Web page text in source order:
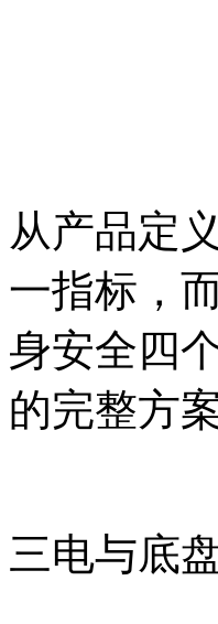
从产品定
一指标，
身安全四
的完整方案
三电与底